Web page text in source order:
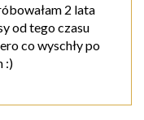
2 lata
od tego czasu
co wyschły po
:)